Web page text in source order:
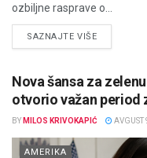
ozbiljne rasprave o...
SAZNAJTE VIŠEDETAILS
Nova šansa za
otvorio važan period
BY MILOS KRIVOKAPIĆ AVGUST
AMERIKA